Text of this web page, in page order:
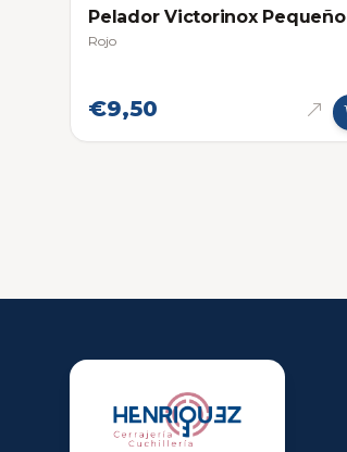
Pelador Victorinox Pequeño
Rojo
€9,50